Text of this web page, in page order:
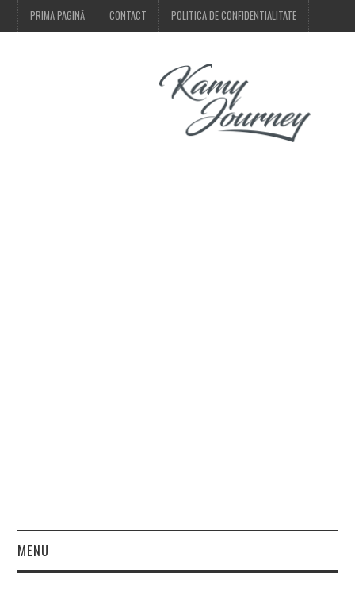
PRIMA PAGINĂ CONTACT POLITICA DE CONFIDENTIALITATE
MENU